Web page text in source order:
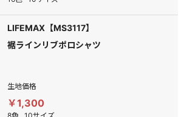
LIFEMAX【MS3117】
裾ラインリブポロシャツ
生地価格
￥1,300